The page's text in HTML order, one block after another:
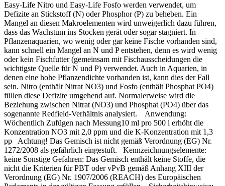
Easy-Life Nitro und Easy-Life Fosfo werden verwendet, um
Defizite an Stickstoff (N) oder Phosphor (P) zu beheben. Ein
Mangel an diesen Makroelementen wird unweigerlich dazu führen,
dass das Wachstum ins Stocken gerät oder sogar stagniert. In
Pflanzenaquarien, wo wenig oder gar keine Fische vorhanden sind,
kann schnell ein Mangel an N und P entstehen, denn es wird wenig
oder kein Fischfutter (gemeinsam mit Fischausscheidungen die
wichtigste Quelle für N und P) verwendet. Auch in Aquarien, in
denen eine hohe Pflanzendichte vorhanden ist, kann dies der Fall
sein. Nitro (enthält Nitrat NO3) und Fosfo (enthält Phosphat PO4)
füllen diese Defizite umgehend auf. Normalerweise wird die
Beziehung zwischen Nitrat (NO3) und Phosphat (PO4) über das
sogenannte Redfield-Verhältnis analysiert. Anwendung:
Wöchentlich Zufügen nach Messung10 ml pro 500 l erhöht die
Konzentration NO3 mit 2,0 ppm und die K-Konzentration mit 1,3
pp Achtung! Das Gemisch ist nicht gemäß Verordnung (EG) Nr.
1272/2008 als gefährlich eingestuft. Kennzeichnungselemente:
keine Sonstige Gefahren: Das Gemisch enthält keine Stoffe, die
nicht die Kriterien für PBT oder vPvB gemäß Anhang XIII der
Verordnung (EG) Nr. 1907/2006 (REACH) des Europäischen